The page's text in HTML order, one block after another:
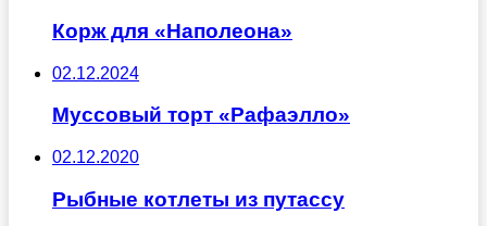
Корж для «Наполеона»
02.12.2024
Муссовый торт «Рафаэлло»
02.12.2020
Рыбные котлеты из путассу